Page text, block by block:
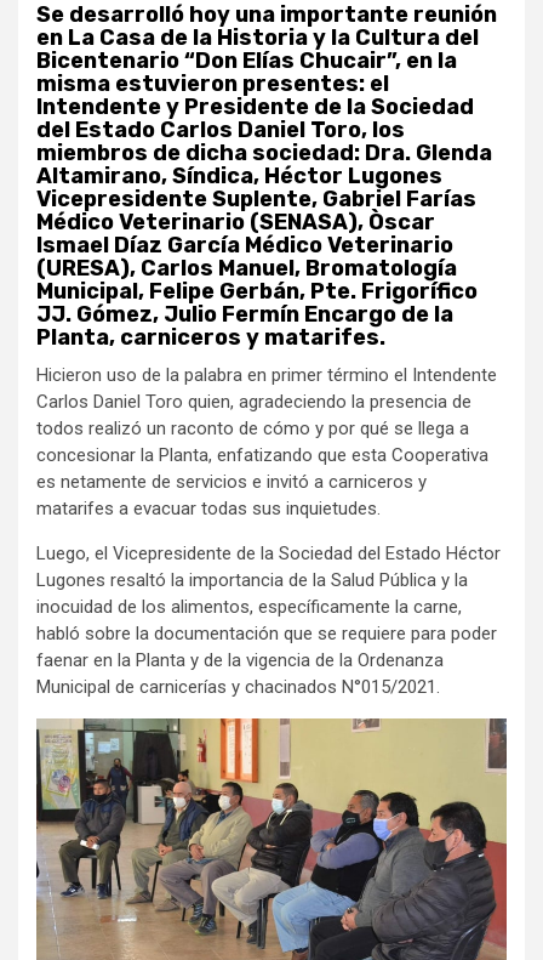
Se desarrolló hoy una importante reunión
en La Casa de la Historia y la Cultura del
Bicentenario “Don Elías Chucair”, en la
misma estuvieron presentes: el
Intendente y Presidente de la Sociedad
del Estado Carlos Daniel Toro, los
miembros de dicha sociedad: Dra. Glenda
Altamirano, Síndica, Héctor Lugones
Vicepresidente Suplente, Gabriel Farías
Médico Veterinario (SENASA), Òscar
Ismael Díaz García Médico Veterinario
(URESA), Carlos Manuel, Bromatología
Municipal, Felipe Gerbán, Pte. Frigorífico
JJ. Gómez, Julio Fermín Encargo de la
Planta, carniceros y matarifes.
Hicieron uso de la palabra en primer término el Intendente
Carlos Daniel Toro quien, agradeciendo la presencia de
todos realizó un raconto de cómo y por qué se llega a
concesionar la Planta, enfatizando que esta Cooperativa
es netamente de servicios e invitó a carniceros y
matarifes a evacuar todas sus inquietudes.
Luego, el Vicepresidente de la Sociedad del Estado Héctor
Lugones resaltó la importancia de la Salud Pública y la
inocuidad de los alimentos, específicamente la carne,
habló sobre la documentación que se requiere para poder
faenar en la Planta y de la vigencia de la Ordenanza
Municipal de carnicerías y chacinados N°015/2021.